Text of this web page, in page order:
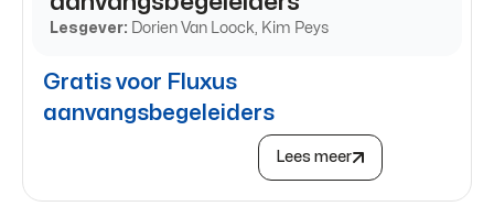
Lesgever: Dorien Van Loock, Kim Peys
Gratis voor Fluxus
aanvangsbegeleiders
Lees meer